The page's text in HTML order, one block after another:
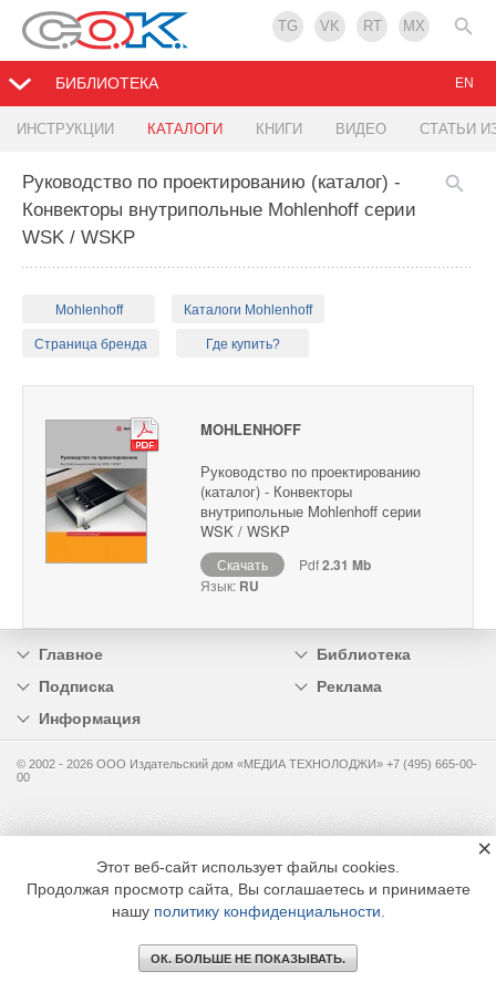
TG VK RT MX
БИБЛИОТЕКА
ИНСТРУКЦИИ КАТАЛОГИ КНИГИ ВИДЕО СТАТЬИ
EN
Руководство по проектированию (каталог) -
Конвекторы внутрипольные Mohlenhoff серии
WSK / WSKP
Mohlenhoff Каталоги Mohlenhoff
Страница бренда Где купить?
MOHLENHOFF
Руководство по проектированию
(каталог) - Конвекторы
внутрипольные Mohlenhoff серии
WSK / WSKP
Скачать Pdf2.31 Mb
Язык: RU
Главное
Библиотека
Подписка
Реклама
Информация
© 2002 - 2026 OOO Издательский дом «МЕДИА ТЕХНОЛОДЖИ» +7 (495) 665-00-
00
Этот веб-сайт использует файлы cookies.
Продолжая просмотр сайта, Вы соглашаетесь и принимаете
нашу политику конфиденциальности
ОК. БОЛЬШЕ НЕ ПОКАЗЫВАТЬ.
×